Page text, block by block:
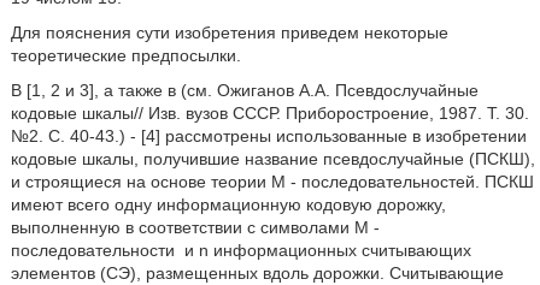
Для пояснения сути изобретения приведем некоторые
теоретические предпосылки.
В [1, 2 и 3], а также в (см. Ожиганов А.А. Псевдослучайные
кодовые шкалы// Изв. вузов СССР. Приборостроение, 1987. Т. 30.
№2. С. 40-43.) - [4] рассмотрены использованные в изобретении
кодовые шкалы, получившие название псевдослучайные (ПСКШ),
и строящиеся на основе теории М - последовательностей. ПСКШ
имеют всего одну информационную кодовую дорожку,
выполненную в соответствии с символами М -
последовательности
и n информационных считывающих
элементов (СЭ), размещенных вдоль дорожки. Считывающие